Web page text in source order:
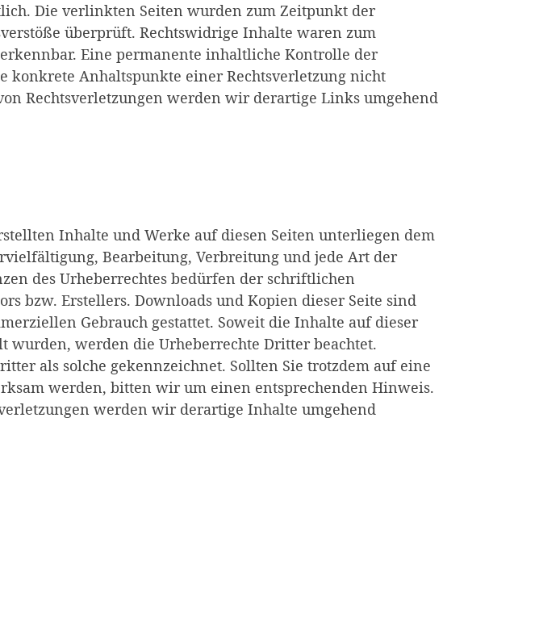
Die verlinkten Seiten wurden zum Zeitpunkt der
überprüft. Rechtswidrige Inhalte waren zum
Eine permanente inhaltliche Kontrolle der
konkrete Anhaltspunkte einer Rechtsverletzung nicht
Rechtsverletzungen werden wir derartige Links umgehend
Inhalte und Werke auf diesen Seiten unterliegen dem
Bearbeitung, Verbreitung und jede Art der
des Urheberrechtes bedürfen der schriftlichen
bzw. Erstellers. Downloads und Kopien dieser Seite sind
Gebrauch gestattet. Soweit die Inhalte auf dieser
wurden, werden die Urheberrechte Dritter beachtet.
als solche gekennzeichnet. Sollten Sie trotzdem auf eine
werden, bitten wir um einen entsprechenden Hinweis.
werden wir derartige Inhalte umgehend